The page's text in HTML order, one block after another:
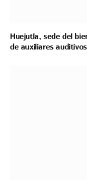
Huejutla, sede del
de auxiliares